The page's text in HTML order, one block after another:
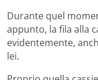
Durante quel
appunto, la fila alla
evidentemente,
lei.